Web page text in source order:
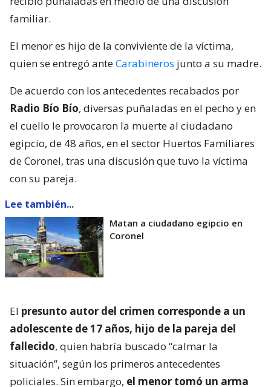
familiar.
El menor es hijo de la conviviente de la víctima,
quien se entregó anteCarabineros junto a su madre.
De acuerdo con los antecedentes recabados por
Radio Bío Bío, diversas puñaladas en el pecho y en
el cuello le provocaron la muerte al ciudadano
egipcio, de 48 años, en el sector Huertos Familiares
de Coronel, tras una discusión que tuvo la víctima
con su pareja.
Lee también...
Matan a ciudadano egipcio en
Coronel
El presunto autor del crimen corresponde a un
adolescente de 17 años, hijo de la pareja del
fallecido, quien habría buscado “calmar la
situación”, según los primeros antecedentes
policiales. Sin embargo, el menor tomó un arma